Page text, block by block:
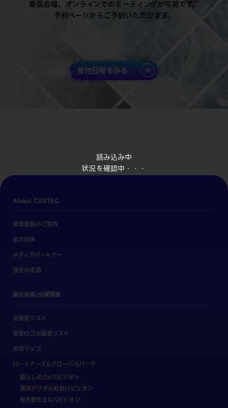
読み込み中
状況を確認中・・・
幕張会場、オンラインでのミーティングが可能です。
予約ページからご予約いただけます。
受付日程をみる
About CEATEC
来場登録のご案内
協力団体
メディアパートナー
過去の実績
展示会場/出展情報
出展者リスト
企業ロゴ出展者リスト
会場マップ
パートナーズ&グローバルパーク
暮らしのDXパビリオン
海洋デジタル社会パビリオン
地方創生2.0パビリオン